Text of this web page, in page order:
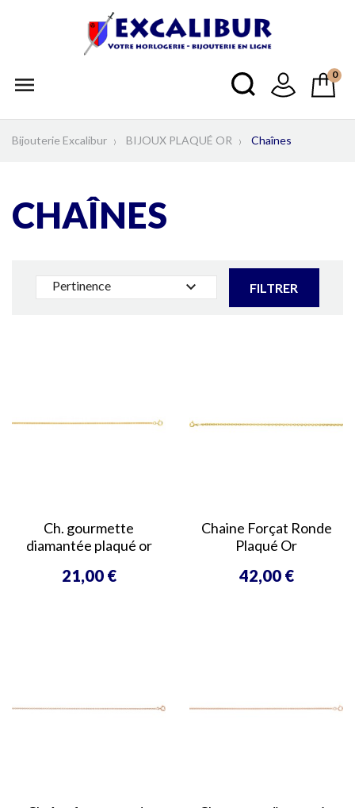
 0
Bijouterie Excalibur BIJOUX PLAQUÉ OR Chaînes
CHAÎNES
Pertinence  FILTRER
Ch. gourmette
diamantée plaqué or
Prix
21,00 €
Chaine Forçat Ronde
Plaqué Or
Prix
42,00 €